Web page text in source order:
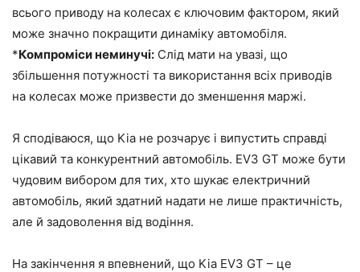
всього приводу на колесах є ключовим фактором, який
може значно покращити динаміку автомобіля.
*Компроміси неминучі: Слід мати на увазі, що
збільшення потужності та використання всіх приводів
на колесах може призвести до зменшення маржі.
Я сподіваюся, що Kia не розчарує і випустить справді
цікавий та конкурентний автомобіль. EV3 GT може бути
чудовим вибором для тих, хто шукає електричний
автомобіль, який здатний надати не лише практичність,
але й задоволення від водіння.
На закінчення я впевнений, що Kia EV3 GT – це